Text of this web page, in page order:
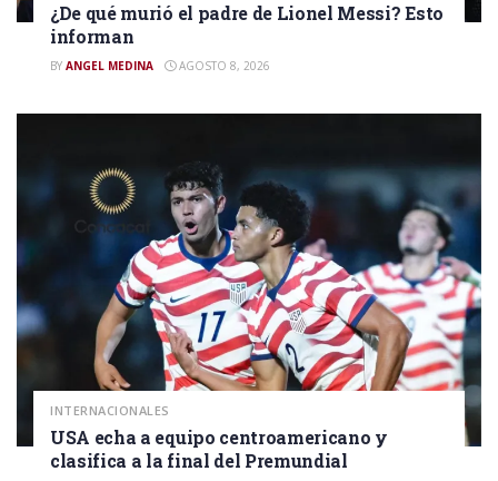
¿De qué murió el padre de Lionel Messi? Esto
informan
BY ANGEL MEDINA AGOSTO 8, 2026
INTERNACIONALES
USA echa a equipo centroamericano y
clasifica a la final del Premundial